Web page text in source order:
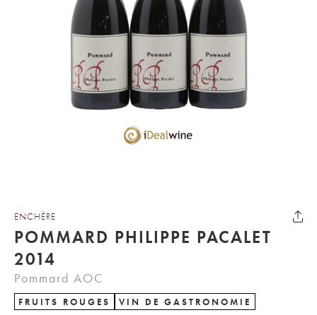
ENCHÈRE
POMMARD PHILIPPE PACALET
2014
Pommard AOC
FRUITS ROUGES VIN DE GASTRONOMIE